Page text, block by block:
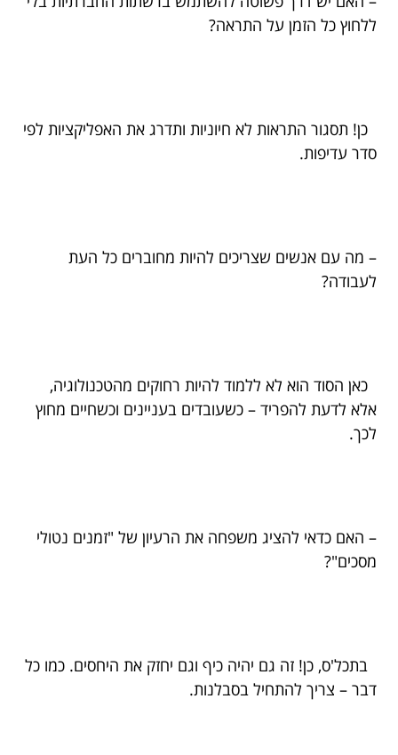
ללחוץ כל הזמן על התראה?
כן! תסגור התראות לא חיוניות ותדרג את האפליקציות לפי
סדר עדיפות.
– מה עם אנשים שצריכים להיות מחוברים כל העת
לעבודה?
כאן הסוד הוא לא ללמוד להיות רחוקים מהטכנולוגיה,
אלא לדעת להפריד – כשעובדים בעניינים וכשחיים מחוץ
לכך.
– האם כדאי להציג משפחה את הרעיון של "זמנים נטולי
מסכים"?
בתכל'ס, כן! זה גם יהיה כיף וגם יחזק את היחסים. כמו כל
דבר – צריך להתחיל בסבלנות.